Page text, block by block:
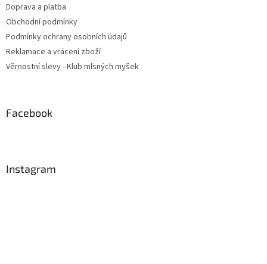
Doprava a platba
Obchodní podmínky
Podmínky ochrany osobních údajů
Reklamace a vrácení zboží
Věrnostní slevy - Klub mlsných myšek
Facebook
Instagram